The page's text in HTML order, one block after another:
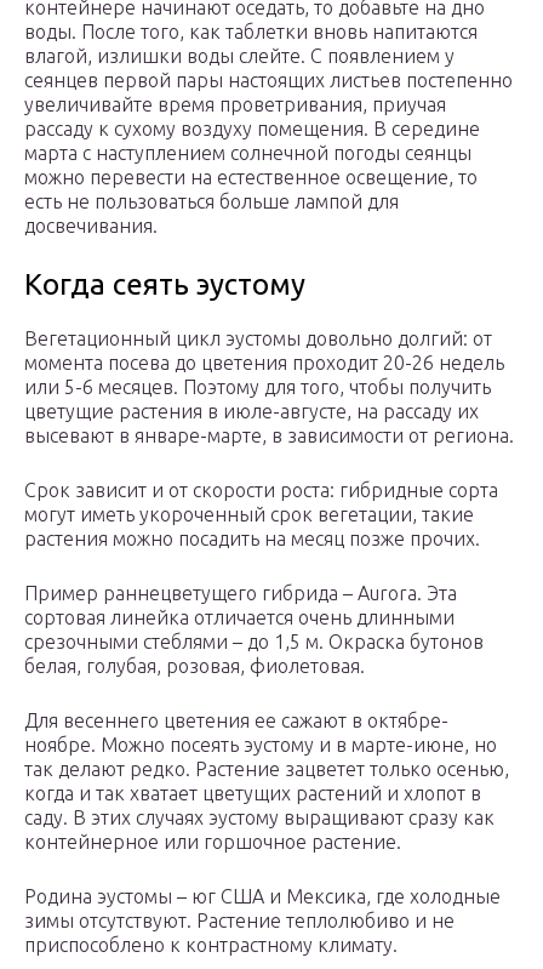
контейнере начинают оседать, то добавьте на дно
воды. После того, как таблетки вновь напитаются
влагой, излишки воды слейте. С появлением у
сеянцев первой пары настоящих листьев постепенно
увеличивайте время проветривания, приучая
рассаду к сухому воздуху помещения. В середине
марта с наступлением солнечной погоды сеянцы
можно перевести на естественное освещение, то
есть не пользоваться больше лампой для
досвечивания.
Когда сеять эустому
Вегетационный цикл эустомы довольно долгий: от
момента посева до цветения проходит 20-26 недель
или 5-6 месяцев. Поэтому для того, чтобы получить
цветущие растения в июле-августе, на рассаду их
высевают в январе-марте, в зависимости от региона.
Срок зависит и от скорости роста: гибридные сорта
могут иметь укороченный срок вегетации, такие
растения можно посадить на месяц позже прочих.
Пример раннецветущего гибрида – Aurora. Эта
сортовая линейка отличается очень длинными
срезочными стеблями – до 1,5 м. Окраска бутонов
белая, голубая, розовая, фиолетовая.
Для весеннего цветения ее сажают в октябре-
ноябре. Можно посеять эустому и в марте-июне, но
так делают редко. Растение зацветет только осенью,
когда и так хватает цветущих растений и хлопот в
саду. В этих случаях эустому выращивают сразу как
контейнерное или горшочное растение.
Родина эустомы – юг США и Мексика, где холодные
зимы отсутствуют. Растение теплолюбиво и не
приспособлено к контрастному климату.